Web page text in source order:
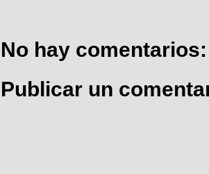
No hay comentarios:
Publicar un